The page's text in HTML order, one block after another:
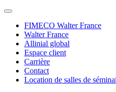
FIMECO Walter France
Walter France
Allinial global
Espace client
Carrière
Contact
Location de salles de